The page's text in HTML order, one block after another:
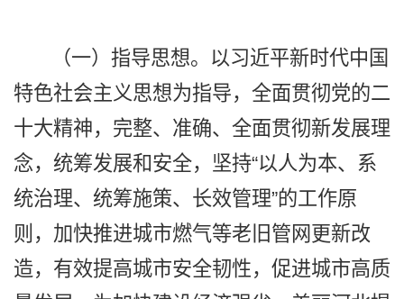
（一）指导思想。以习近平新时代中国
特色社会主义思想为指导，全面贯彻党的二
十大精神，完整、准确、全面贯彻新发展理
念，统筹发展和安全，坚持“以人为本、系
统治理、统筹施策、长效管理”的工作原
则，加快推进城市燃气等老旧管网更新改
造，有效提高城市安全韧性，促进城市高质